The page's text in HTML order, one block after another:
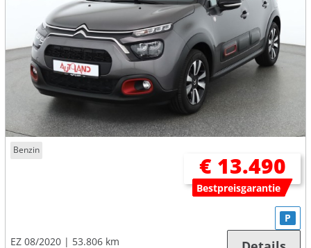
Benzin
€ 13.490
Bestpreisgarantie
EZ 08/2020
53.806 km
P